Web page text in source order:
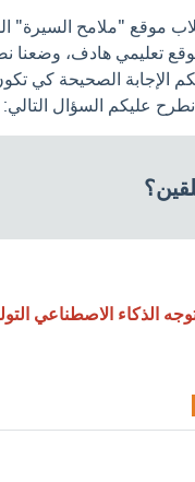
موقع "ملامح
تعليمي هادف، وضعنا
الإجابة الصحيحة كي
عليكم السؤال التالي: